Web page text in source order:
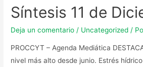
Síntesis 11 de
Deja un comentario / Uncategorized /
PROCCYT – Agenda Mediática
nivel más alto desde junio. Estrés